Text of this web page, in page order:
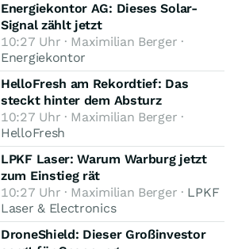
Energiekontor AG: Dieses Solar-
Signal zählt jetzt
10:27 Uhr · Maximilian Berger ·
Energiekontor
HelloFresh am Rekordtief: Das
steckt hinter dem Absturz
10:27 Uhr · Maximilian Berger ·
HelloFresh
LPKF Laser: Warum Warburg jetzt
zum Einstieg rät
10:27 Uhr · Maximilian Berger · LPKF
Laser & Electronics
DroneShield: Dieser Großinvestor